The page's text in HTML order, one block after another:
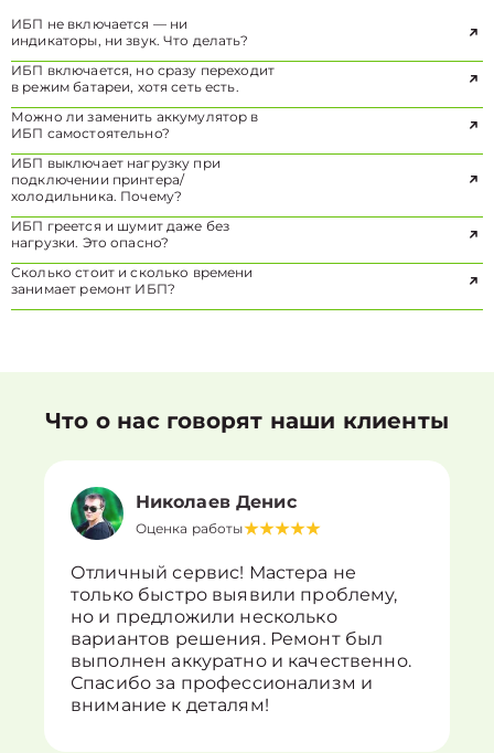
ИБП не включается — ни
индикаторы, ни звук. Что делать?
ИБП включается, но сразу переходит
в режим батареи, хотя сеть есть.
Можно ли заменить аккумулятор в
ИБП самостоятельно?
ИБП выключает нагрузку при
подключении принтера/
холодильника. Почему?
ИБП греется и шумит даже без
нагрузки. Это опасно?
Сколько стоит и сколько времени
занимает ремонт ИБП?
Что о нас говорят наши клиенты
Николаев Денис
Оценка работы
Отличный сервис! Мастера не
только быстро выявили проблему,
но и предложили несколько
вариантов решения. Ремонт был
выполнен аккуратно и качественно.
Спасибо за профессионализм и
внимание к деталям!